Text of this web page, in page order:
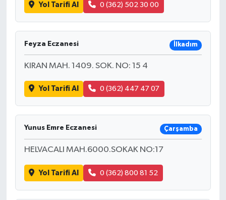
Yol Tarifi Al 0 (362) 502 30 00
Feyza Eczanesi İlkadım
KIRAN MAH. 1409. SOK. NO: 15 4
Yol Tarifi Al 0 (362) 447 47 07
Yunus Emre Eczanesi Çarşamba
HELVACALI MAH.6000.SOKAK NO:17
Yol Tarifi Al 0 (362) 800 81 52